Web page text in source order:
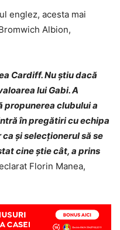
englez, acesta mai
Albion,
Cardiff. Nu ştiu dacă
lui Gabi. A
propunerea clubului a
în pregătiri cu echipa
şi selecţionerul să se
cine ştie cât, a prins
Florin Manea,